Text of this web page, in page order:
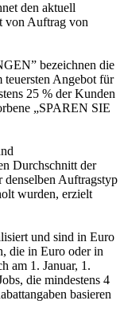
den aktuell
von Auftrag von
bezeichnen die
teuersten Angebot für
25 % der Kunden
„SPAREN SIE
Durchschnitt der
denselben Auftragstyp
wurden, erzielt
und sind in Euro
die in Euro oder in
am 1. Januar, 1.
die mindestens 4
basieren